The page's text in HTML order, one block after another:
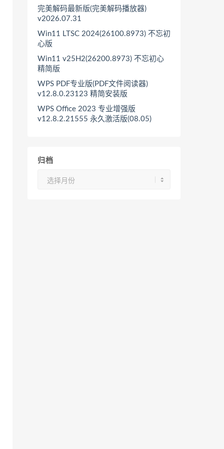
完美解码最新版(完美解码播放器)
v2026.07.31
Win11 LTSC 2024(26100.8973) 不忘初
心版
Win11 v25H2(26200.8973) 不忘初心
精简版
WPS PDF专业版(PDF文件阅读器)
v12.8.0.23123 精简安装版
WPS Office 2023 专业增强版
v12.8.2.21555 永久激活版(08.05)
归档